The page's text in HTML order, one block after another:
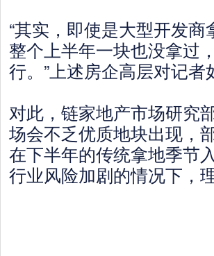
“其实，即使是大型开发
整个上半年一块也没拿过
行。”上述房企高层对记者
对此，链家地产市场研究
场会不乏优质地块出现，
在下半年的传统拿地季节
行业风险加剧的情况下，